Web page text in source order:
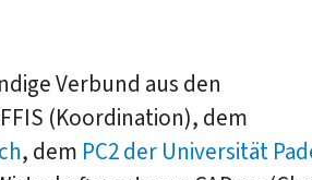
Verbund aus den
(Koordination), dem
, dem PC2 der Universität